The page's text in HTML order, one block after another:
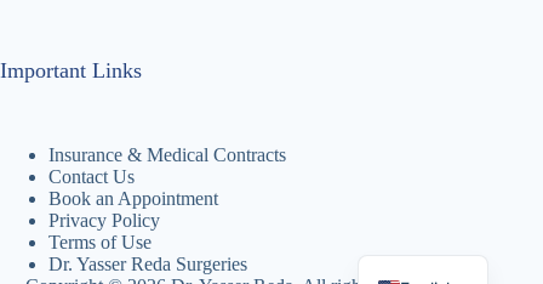
Important Links
Insurance & Medical Contracts
Contact Us
Book an Appointment
Privacy Policy
Terms of Use
Dr. Yasser Reda Surgeries